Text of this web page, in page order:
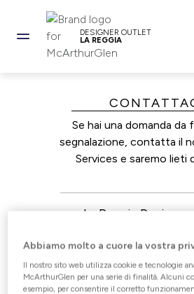
DESIGNER OUTLET
LA REGGIA
Se hai una domanda da
segnalazione, contatta il
Services e saremo lieti
La Reggia
+39 0823
Abbiamo molto a cuore la vostra
Il nostro sito web utilizza cookie e tecnologie
McArthurGlen per una serie di finalità. Alcuni
esempio, per consentire il corretto